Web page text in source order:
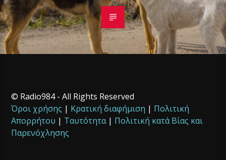
© Radio984 - All Rights Reserved
Όροι χρήσης | Κρατική διαφήμιση | Πολιτική
Απορρήτου | Ταυτότητα| Πολιτική κατά Βίας και
Παρενόχλησης